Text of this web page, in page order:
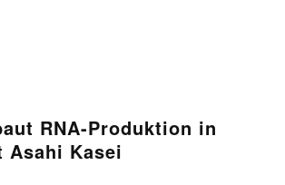
RNA-Produktion in
Kasei